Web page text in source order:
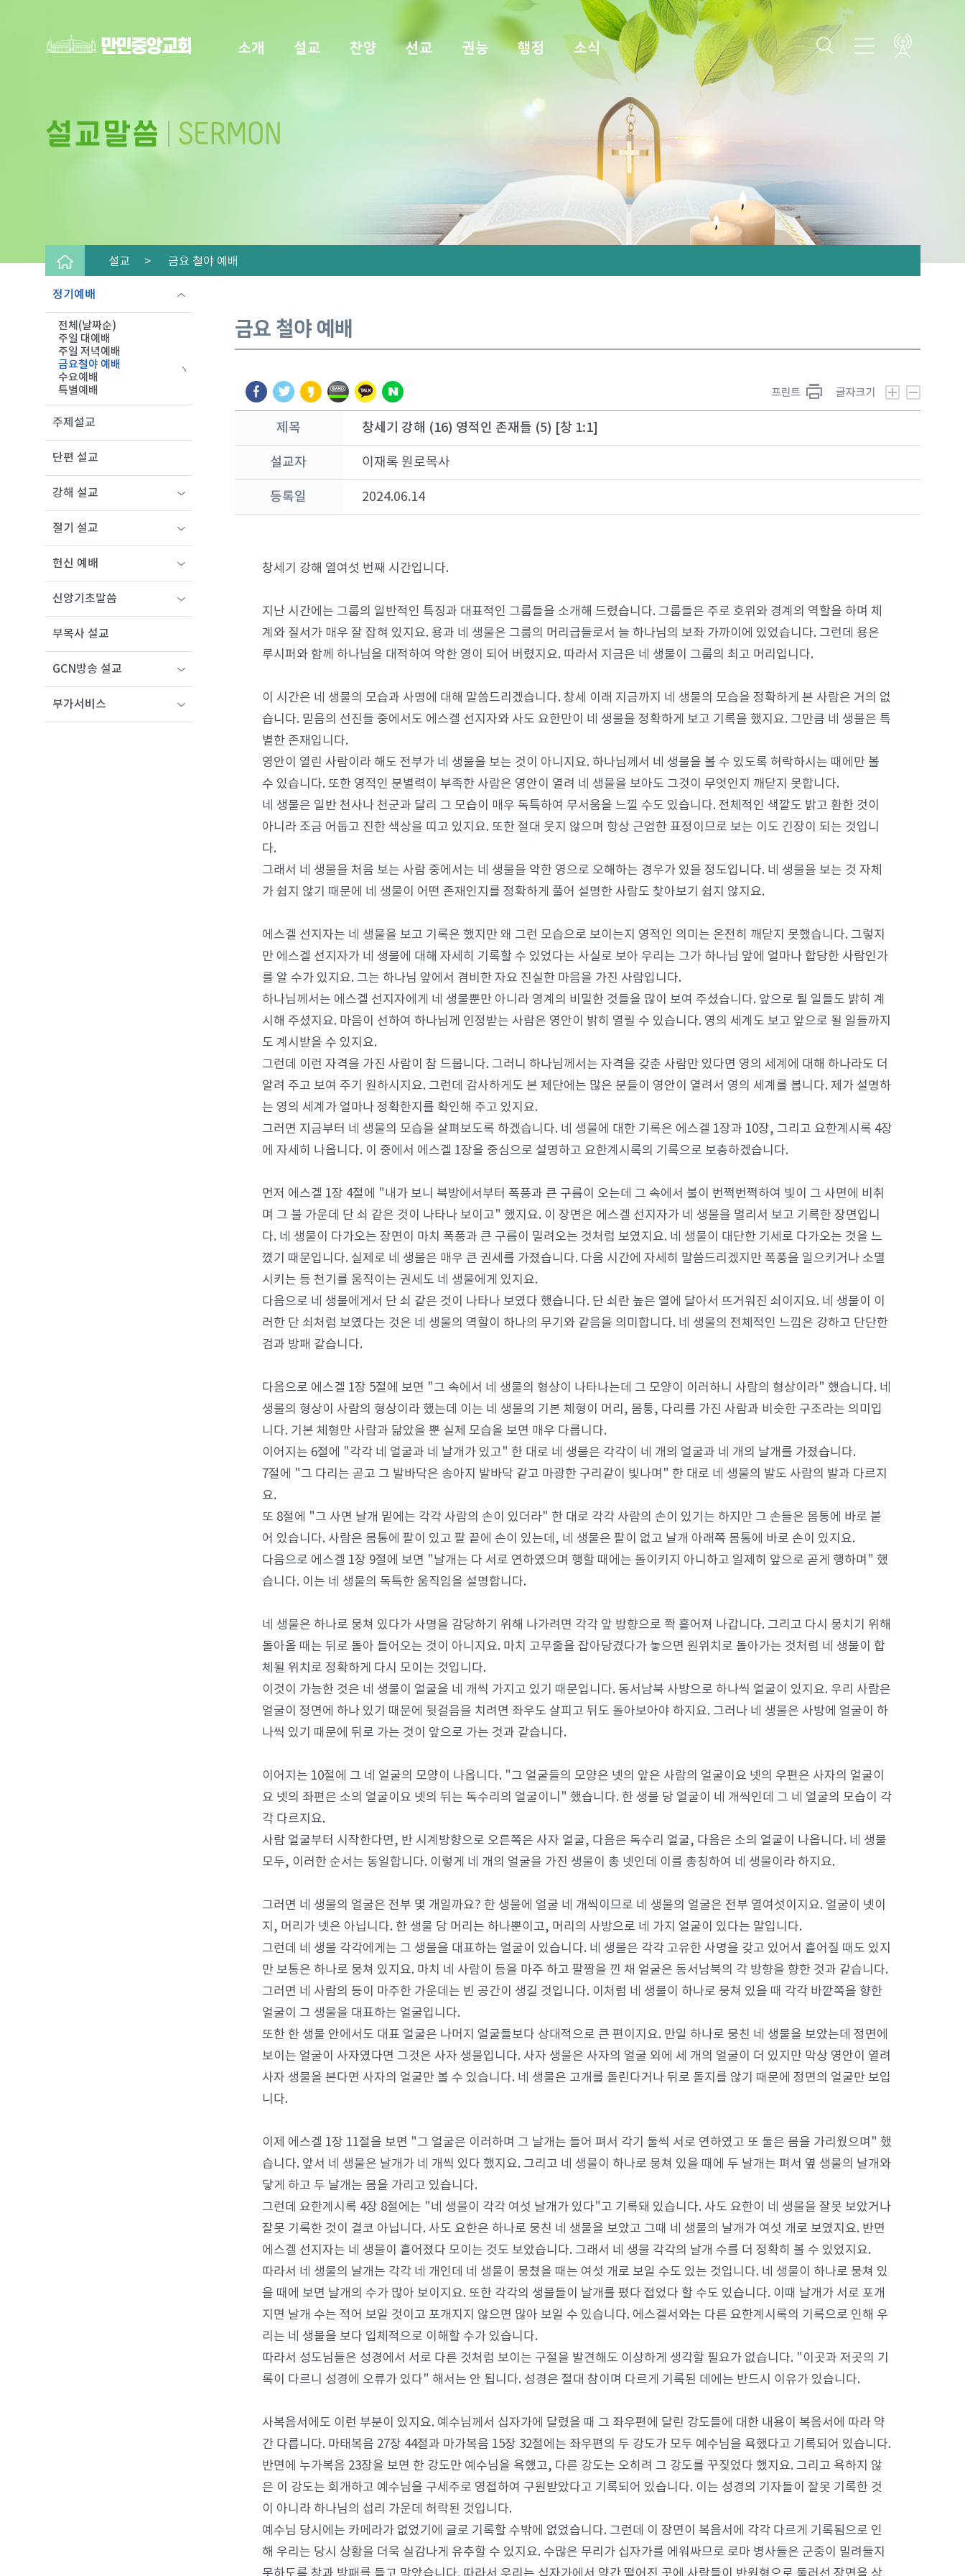
소개 설교 찬양 선교 권능 행정 소식
설교 > 금요 철야 예배
금요 철야 예배
제목 창세기 강해 (16) 영적인 존재들 (5) [창 1:1]
설교자 이재록 원로목사
등록일 2024.06.14
창세기 강해 열여섯 번째 시간입니다.
지난 시간에는 그룹의 일반적인 특징과 대표적인 그룹들을 소개해 드렸습니다. 그룹들은 주로 호위와 경계의 역할을 하며 체
계와 질서가 매우 잘 잡혀 있지요. 용과 네 생물은 그룹의 머리급들로서 늘 하나님의 보좌 가까이에 있었습니다. 그런데 용은
루시퍼와 함께 하나님을 대적하여 악한 영이 되어 버렸지요. 따라서 지금은 네 생물이 그룹의 최고 머리입니다.
이 시간은 네 생물의 모습과 사명에 대해 말씀드리겠습니다. 창세 이래 지금까지 네 생물의 모습을 정확하게 본 사람은 거의 없
습니다. 믿음의 선진들 중에서도 에스겔 선지자와 사도 요한만이 네 생물을 정확하게 보고 기록을 했지요. 그만큼 네 생물은 특
별한 존재입니다.
영안이 열린 사람이라 해도 전부가 네 생물을 보는 것이 아니지요. 하나님께서 네 생물을 볼 수 있도록 허락하시는 때에만 볼
수 있습니다. 또한 영적인 분별력이 부족한 사람은 영안이 열려 네 생물을 보아도 그것이 무엇인지 깨닫지 못합니다.
네 생물은 일반 천사나 천군과 달리 그 모습이 매우 독특하여 무서움을 느낄 수도 있습니다. 전체적인 색깔도 밝고 환한 것이
아니라 조금 어둡고 진한 색상을 띠고 있지요. 또한 절대 웃지 않으며 항상 근엄한 표정이므로 보는 이도 긴장이 되는 것입니
다.
그래서 네 생물을 처음 보는 사람 중에서는 네 생물을 악한 영으로 오해하는 경우가 있을 정도입니다. 네 생물을 보는 것 자체
가 쉽지 않기 때문에 네 생물이 어떤 존재인지를 정확하게 풀어 설명한 사람도 찾아보기 쉽지 않지요.
에스겔 선지자는 네 생물을 보고 기록은 했지만 왜 그런 모습으로 보이는지 영적인 의미는 온전히 깨닫지 못했습니다. 그렇지
만 에스겔 선지자가 네 생물에 대해 자세히 기록할 수 있었다는 사실로 보아 우리는 그가 하나님 앞에 얼마나 합당한 사람인가
를 알 수가 있지요. 그는 하나님 앞에서 겸비한 자요 진실한 마음을 가진 사람입니다.
하나님께서는 에스겔 선지자에게 네 생물뿐만 아니라 영계의 비밀한 것들을 많이 보여 주셨습니다. 앞으로 될 일들도 밝히 계
시해 주셨지요. 마음이 선하여 하나님께 인정받는 사람은 영안이 밝히 열릴 수 있습니다. 영의 세계도 보고 앞으로 될 일들까지
도 계시받을 수 있지요.
그런데 이런 자격을 가진 사람이 참 드뭅니다. 그러니 하나님께서는 자격을 갖춘 사람만 있다면 영의 세계에 대해 하나라도 더
알려 주고 보여 주기 원하시지요. 그런데 감사하게도 본 제단에는 많은 분들이 영안이 열려서 영의 세계를 봅니다. 제가 설명하
는 영의 세계가 얼마나 정확한지를 확인해 주고 있지요.
그러면 지금부터 네 생물의 모습을 살펴보도록 하겠습니다. 네 생물에 대한 기록은 에스겔 1장과 10장, 그리고 요한계시록 4장
에 자세히 나옵니다. 이 중에서 에스겔 1장을 중심으로 설명하고 요한계시록의 기록으로 보충하겠습니다.
먼저 에스겔 1장 4절에 "내가 보니 북방에서부터 폭풍과 큰 구름이 오는데 그 속에서 불이 번쩍번쩍하여 빛이 그 사면에 비취
며 그 불 가운데 단 쇠 같은 것이 나타나 보이고" 했지요. 이 장면은 에스겔 선지자가 네 생물을 멀리서 보고 기록한 장면입니
다. 네 생물이 다가오는 장면이 마치 폭풍과 큰 구름이 밀려오는 것처럼 보였지요. 네 생물이 대단한 기세로 다가오는 것을 느
꼈기 때문입니다. 실제로 네 생물은 매우 큰 권세를 가졌습니다. 다음 시간에 자세히 말씀드리겠지만 폭풍을 일으키거나 소멸
시키는 등 천기를 움직이는 권세도 네 생물에게 있지요.
다음으로 네 생물에게서 단 쇠 같은 것이 나타나 보였다 했습니다. 단 쇠란 높은 열에 달아서 뜨거워진 쇠이지요. 네 생물이 이
러한 단 쇠처럼 보였다는 것은 네 생물의 역할이 하나의 무기와 같음을 의미합니다. 네 생물의 전체적인 느낌은 강하고 단단한
검과 방패 같습니다.
다음으로 에스겔 1장 5절에 보면 "그 속에서 네 생물의 형상이 나타나는데 그 모양이 이러하니 사람의 형상이라" 했습니다. 네
생물의 형상이 사람의 형상이라 했는데 이는 네 생물의 기본 체형이 머리, 몸통, 다리를 가진 사람과 비슷한 구조라는 의미입
니다. 기본 체형만 사람과 닮았을 뿐 실제 모습을 보면 매우 다릅니다.
이어지는 6절에 "각각 네 얼굴과 네 날개가 있고" 한 대로 네 생물은 각각이 네 개의 얼굴과 네 개의 날개를 가졌습니다.
7절에 "그 다리는 곧고 그 발바닥은 송아지 발바닥 같고 마광한 구리같이 빛나며" 한 대로 네 생물의 발도 사람의 발과 다르지
요.
또 8절에 "그 사면 날개 밑에는 각각 사람의 손이 있더라" 한 대로 각각 사람의 손이 있기는 하지만 그 손들은 몸통에 바로 붙
어 있습니다. 사람은 몸통에 팔이 있고 팔 끝에 손이 있는데, 네 생물은 팔이 없고 날개 아래쪽 몸통에 바로 손이 있지요.
다음으로 에스겔 1장 9절에 보면 "날개는 다 서로 연하였으며 행할 때에는 돌이키지 아니하고 일제히 앞으로 곧게 행하며" 했
습니다. 이는 네 생물의 독특한 움직임을 설명합니다.
네 생물은 하나로 뭉쳐 있다가 사명을 감당하기 위해 나가려면 각각 앞 방향으로 쫙 흩어져 나갑니다. 그리고 다시 뭉치기 위해
돌아올 때는 뒤로 돌아 들어오는 것이 아니지요. 마치 고무줄을 잡아당겼다가 놓으면 원위치로 돌아가는 것처럼 네 생물이 합
체될 위치로 정확하게 다시 모이는 것입니다.
이것이 가능한 것은 네 생물이 얼굴을 네 개씩 가지고 있기 때문입니다. 동서남북 사방으로 하나씩 얼굴이 있지요. 우리 사람은
얼굴이 정면에 하나 있기 때문에 뒷걸음을 치려면 좌우도 살피고 뒤도 돌아보아야 하지요. 그러나 네 생물은 사방에 얼굴이 하
나씩 있기 때문에 뒤로 가는 것이 앞으로 가는 것과 같습니다.
이어지는 10절에 그 네 얼굴의 모양이 나옵니다. "그 얼굴들의 모양은 넷의 앞은 사람의 얼굴이요 넷의 우편은 사자의 얼굴이
요 넷의 좌편은 소의 얼굴이요 넷의 뒤는 독수리의 얼굴이니" 했습니다. 한 생물 당 얼굴이 네 개씩인데 그 네 얼굴의 모습이 각
각 다르지요.
사람 얼굴부터 시작한다면, 반 시계방향으로 오른쪽은 사자 얼굴, 다음은 독수리 얼굴, 다음은 소의 얼굴이 나옵니다. 네 생물
모두, 이러한 순서는 동일합니다. 이렇게 네 개의 얼굴을 가진 생물이 총 넷인데 이를 총칭하여 네 생물이라 하지요.
그러면 네 생물의 얼굴은 전부 몇 개일까요? 한 생물에 얼굴 네 개씩이므로 네 생물의 얼굴은 전부 열여섯이지요. 얼굴이 넷이
지, 머리가 넷은 아닙니다. 한 생물 당 머리는 하나뿐이고, 머리의 사방으로 네 가지 얼굴이 있다는 말입니다.
그런데 네 생물 각각에게는 그 생물을 대표하는 얼굴이 있습니다. 네 생물은 각각 고유한 사명을 갖고 있어서 흩어질 때도 있지
만 보통은 하나로 뭉쳐 있지요. 마치 네 사람이 등을 마주 하고 팔짱을 낀 채 얼굴은 동서남북의 각 방향을 향한 것과 같습니다.
그러면 네 사람의 등이 마주한 가운데는 빈 공간이 생길 것입니다. 이처럼 네 생물이 하나로 뭉쳐 있을 때 각각 바깥쪽을 향한
얼굴이 그 생물을 대표하는 얼굴입니다.
또한 한 생물 안에서도 대표 얼굴은 나머지 얼굴들보다 상대적으로 큰 편이지요. 만일 하나로 뭉친 네 생물을 보았는데 정면에
보이는 얼굴이 사자였다면 그것은 사자 생물입니다. 사자 생물은 사자의 얼굴 외에 세 개의 얼굴이 더 있지만 막상 영안이 열려
사자 생물을 본다면 사자의 얼굴만 볼 수 있습니다. 네 생물은 고개를 돌린다거나 뒤로 돌지를 않기 때문에 정면의 얼굴만 보입
니다.
이제 에스겔 1장 11절을 보면 "그 얼굴은 이러하며 그 날개는 들어 펴서 각기 둘씩 서로 연하였고 또 둘은 몸을 가리웠으며" 했
습니다. 앞서 네 생물은 날개가 네 개씩 있다 했지요. 그리고 네 생물이 하나로 뭉쳐 있을 때에 두 날개는 펴서 옆 생물의 날개와
닿게 하고 두 날개는 몸을 가리고 있습니다.
그런데 요한계시록 4장 8절에는 "네 생물이 각각 여섯 날개가 있다"고 기록돼 있습니다. 사도 요한이 네 생물을 잘못 보았거나
잘못 기록한 것이 결코 아닙니다. 사도 요한은 하나로 뭉친 네 생물을 보았고 그때 네 생물의 날개가 여섯 개로 보였지요. 반면
에스겔 선지자는 네 생물이 흩어졌다 모이는 것도 보았습니다. 그래서 네 생물 각각의 날개 수를 더 정확히 볼 수 있었지요.
따라서 네 생물의 날개는 각각 네 개인데 네 생물이 뭉쳤을 때는 여섯 개로 보일 수도 있는 것입니다. 네 생물이 하나로 뭉쳐 있
을 때에 보면 날개의 수가 많아 보이지요. 또한 각각의 생물들이 날개를 폈다 접었다 할 수도 있습니다. 이때 날개가 서로 포개
지면 날개 수는 적어 보일 것이고 포개지지 않으면 많아 보일 수 있습니다. 에스겔서와는 다른 요한계시록의 기록으로 인해 우
리는 네 생물을 보다 입체적으로 이해할 수가 있습니다.
따라서 성도님들은 성경에서 서로 다른 것처럼 보이는 구절을 발견해도 이상하게 생각할 필요가 없습니다. "이곳과 저곳의 기
록이 다르니 성경에 오류가 있다" 해서는 안 됩니다. 성경은 절대 참이며 다르게 기록된 데에는 반드시 이유가 있습니다.
사복음서에도 이런 부분이 있지요. 예수님께서 십자가에 달렸을 때 그 좌우편에 달린 강도들에 대한 내용이 복음서에 따라 약
간 다릅니다. 마태복음 27장 44절과 마가복음 15장 32절에는 좌우편의 두 강도가 모두 예수님을 욕했다고 기록되어 있습니다.
반면에 누가복음 23장을 보면 한 강도만 예수님을 욕했고, 다른 강도는 오히려 그 강도를 꾸짖었다 했지요. 그리고 욕하지 않
은 이 강도는 회개하고 예수님을 구세주로 영접하여 구원받았다고 기록되어 있습니다. 이는 성경의 기자들이 잘못 기록한 것
이 아니라 하나님의 섭리 가운데 허락된 것입니다.
예수님 당시에는 카메라가 없었기에 글로 기록할 수밖에 없었습니다. 그런데 이 장면이 복음서에 각각 다르게 기록됨으로 인
해 우리는 당시 상황을 더욱 실감나게 유추할 수 있지요. 수많은 무리가 십자가를 에워싸므로 로마 병사들은 군중이 밀려들지
정기예배
전체(날짜순)
주일 대예배
주일 저녁예배
금요철야 예배
수요예배
특별예배
주제설교
단편 설교
강해 설교
절기 설교
헌신 예배
신앙기초말씀
부목사 설교
GCN방송 설교
부가서비스